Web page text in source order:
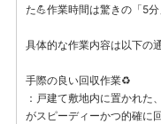
た💪作業時間は驚きの「5
具体的な作業内容は以下の
手際の良い回収作業♻️
：戸建て敷地内に置かれた
がスピーディーかつ的確に